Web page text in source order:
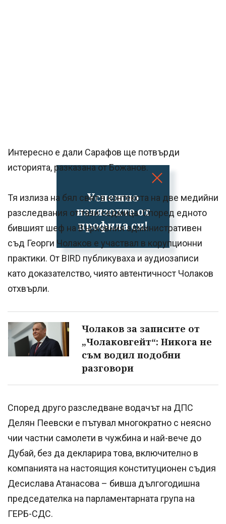
Успешно
излязохте от
профила си!
Интересно е дали Сарафов ще потвърди
историята, разказана от Божанов.
Тя излиза на бял свят в контекста на две медийни
разследвания от тази седмица. Според едното
бившият шеф на Върховния административен
съд Георги Чолаков е участвал в корупционни
практики. От BIRD публикуваха и аудиозаписи
като доказателство, чиято автентичност Чолаков
отхвърли.
Чолаков за записите от
„Чолаковгейт“: Никога не
съм водил подобни
разговори
Според друго разследване водачът на ДПС
Делян Пеевски е пътувал многократно с неясно
чии частни самолети в чужбина и най-вече до
Дубай, без да декларира това, включително в
компанията на настоящия конституционен съдия
Десислава Атанасова – бивша дългогодишна
председателка на парламентарната група на
ГЕРБ-СДС.